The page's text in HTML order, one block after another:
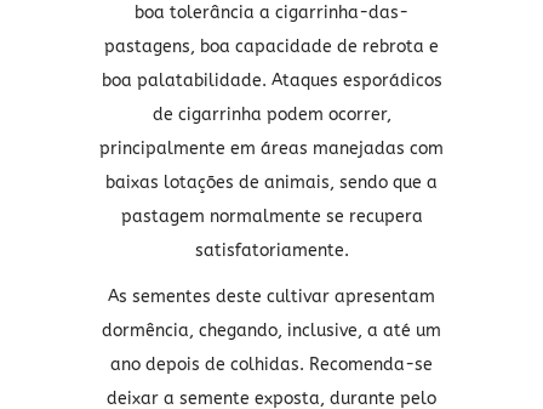
boa tolerância a cigarrinha-das-
pastagens, boa capacidade de rebrota e
boa palatabilidade. Ataques esporádicos
de cigarrinha podem ocorrer,
principalmente em áreas manejadas com
baixas lotações de animais, sendo que a
pastagem normalmente se recupera
satisfatoriamente.
As sementes deste cultivar apresentam
dormência, chegando, inclusive, a até um
ano depois de colhidas. Recomenda-se
deixar a semente exposta, durante pelo